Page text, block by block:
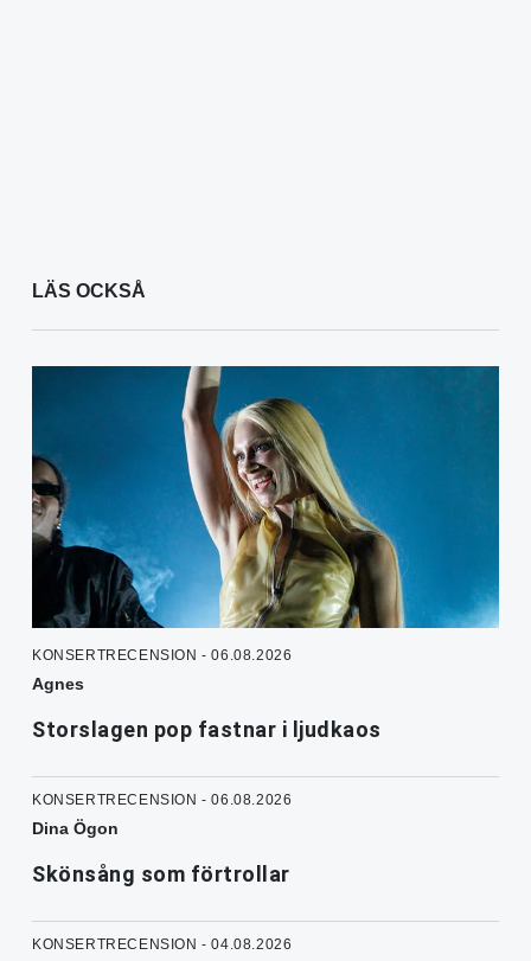
LÄS OCKSÅ
KONSERTRECENSION - 06.08.2026
Agnes
Storslagen pop fastnar i ljudkaos
KONSERTRECENSION - 06.08.2026
Dina Ögon
Skönsång som förtrollar
KONSERTRECENSION - 04.08.2026